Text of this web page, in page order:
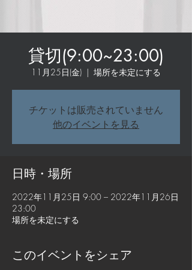
貸切(9:00~23:00)
11月25日(金)
  |
場所を未定にする
チケットは販売されていません
他のイベントを見る
日時・場所
2022年11月25日 9:00 – 2022年11月26日
23:00
場所を未定にする
このイベントをシェア